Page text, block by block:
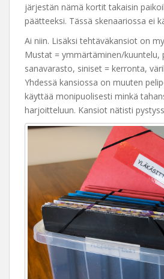
järjestän nämä kortit takaisin
päätteeksi. Tässä skenaariossa ei
Ai niin. Lisäksi tehtäväkansiot on
Mustat = ymmärtäminen/kuuntelu,
sanavarasto, siniset = kerronta,
Yhdessä kansiossa on muuten
käyttää monipuolisesti minkä
harjoitteluun. Kansiot nätisti